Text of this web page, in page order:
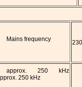
Mains frequency
approx. 250 kHz
250 kHz